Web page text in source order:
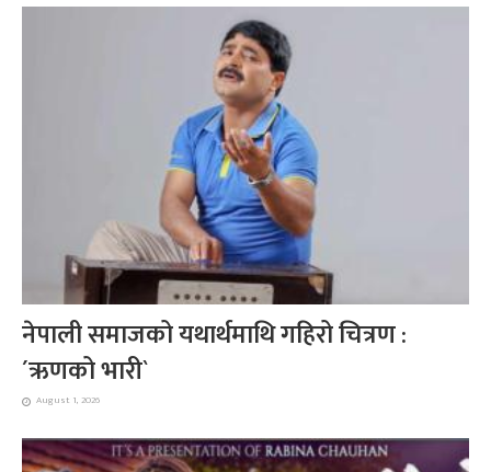
नेपाली समाजको यथार्थमाथि गहिरो चित्रण :
´ऋणको भारी`
August 1, 2026